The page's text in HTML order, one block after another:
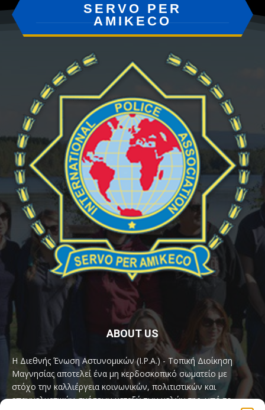
SERVO PER
AMIKECO
ABOUT US
Η Διεθνής Ένωση Αστυνομικών (I.P.A.) - Τοπική Διοίκηση
Μαγνησίας αποτελεί ένα μη κερδοσκοπικό σωματείο με
στόχο την καλλιέργεια κοινωνικών, πολιτιστικών και
επαγγελματικών σχέσεων μεταξύ των μελών της, υπό το